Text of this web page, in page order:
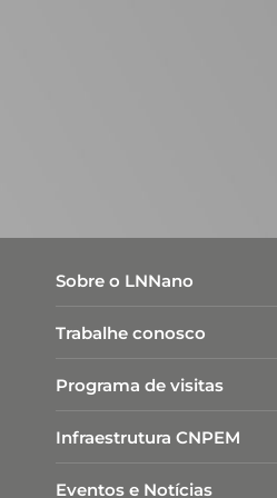
Sobre o LNNano
Trabalhe conosco
Programa de visitas
Infraestrutura CNPEM
Eventos e Notícias